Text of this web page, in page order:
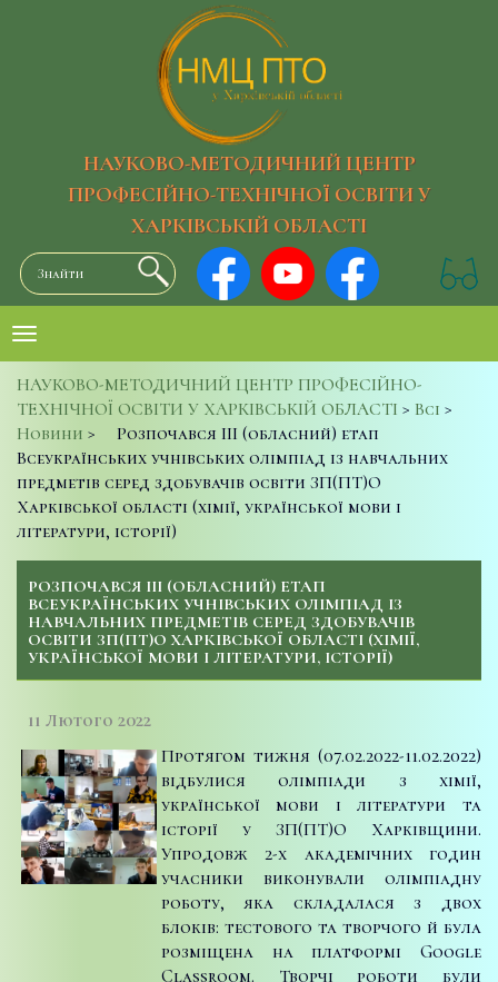
НАУКОВО-МЕТОДИЧНИЙ ЦЕНТР
ПРОФЕСІЙНО-ТЕХНІЧНОЇ ОСВІТИ У
ХАРКІВСЬКІЙ ОБЛАСТІ
НАУКОВО-МЕТОДИЧНИЙ ЦЕНТР ПРОФЕСІЙНО-
ТЕХНІЧНОЇ ОСВІТИ У ХАРКІВСЬКІЙ ОБЛАСТІ > Всі >
Новини >
Розпочався ІІІ (обласний) етап
Всеукраїнських учнівських олімпіад із навчальних
предметів серед здобувачів освіти ЗП(ПТ)О
Харківської області (хімії, української мови і
літератури, історії)
РОЗПОЧАВСЯ ІІІ (ОБЛАСНИЙ) ЕТАП
ВСЕУКРАЇНСЬКИХ УЧНІВСЬКИХ ОЛІМПІАД ІЗ
НАВЧАЛЬНИХ ПРЕДМЕТІВ СЕРЕД ЗДОБУВАЧІВ
ОСВІТИ ЗП(ПТ)О ХАРКІВСЬКОЇ ОБЛАСТІ (ХІМІЇ,
УКРАЇНСЬКОЇ МОВИ І ЛІТЕРАТУРИ, ІСТОРІЇ)
11 Лютого 2022
Протягом тижня (07.02.2022-11.02.2022)
відбулися олімпіади з хімії,
української мови і літератури та
історії у ЗП(ПТ)О Харківщини.
Упродовж 2-х академічних годин
учасники виконували олімпіадну
роботу, яка складалася з двох
блоків: тестового та творчого й була
розміщена на платформі Google
Classroom. Творчі роботи були